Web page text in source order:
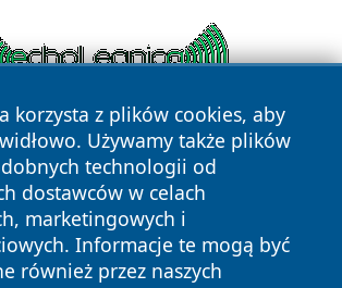
korzysta z plików cookies, aby
Używamy także plików
technologii od
dostawców w celach
marketingowych i
Informacje te mogą być
również przez naszych
Wszystkie prawa